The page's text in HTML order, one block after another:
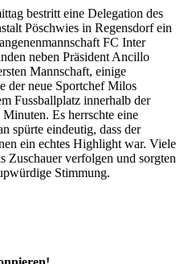
bestritt eine Delegation des
Pöschwies in Regensdorf ein
FC Inter
neben Präsident Ancillo
Mannschaft, einige
der neue Sportchef Milos
Fussballplatz innerhalb der
Es herrschte eine
spürte eindeutig, dass der
ein echtes Highlight war. Viele
Zuschauer verfolgen und sorgten
Stimmung.